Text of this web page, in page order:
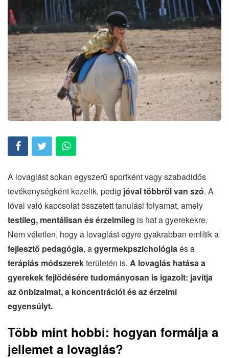
A lovaglást sokan egyszerű sportként vagy szabadidős
tevékenységként kezelik, pedig jóval többről van szó. A
lóval való kapcsolat összetett tanulási folyamat, amely
testileg, mentálisan és érzelmileg is hat a gyerekekre.
Nem véletlen, hogy a lovaglást egyre gyakrabban említik a
fejlesztő pedagógia, agyermekpszichológiaés a
terápiás módszerekterületén is. A lovaglás hatása a
gyerekek fejlődésére tudományosan is igazolt: javítja
az önbizalmat, a koncentrációt és az érzelmi
egyensúlyt.
Több mint hobbi: hogyan formálja a
jellemet a lovaglás?